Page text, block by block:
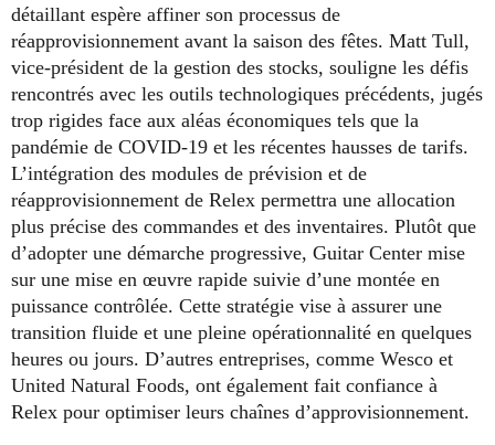
détaillant espère affiner son processus de
réapprovisionnement avant la saison des fêtes. Matt Tull,
vice-président de la gestion des stocks, souligne les défis
rencontrés avec les outils technologiques précédents, jugés
trop rigides face aux aléas économiques tels que la
pandémie de COVID-19 et les récentes hausses de tarifs.
L’intégration des modules de prévision et de
réapprovisionnement de Relex permettra une allocation
plus précise des commandes et des inventaires. Plutôt que
d’adopter une démarche progressive, Guitar Center mise
sur une mise en œuvre rapide suivie d’une montée en
puissance contrôlée. Cette stratégie vise à assurer une
transition fluide et une pleine opérationnalité en quelques
heures ou jours. D’autres entreprises, comme Wesco et
United Natural Foods, ont également fait confiance à
Relex pour optimiser leurs chaînes d’approvisionnement.